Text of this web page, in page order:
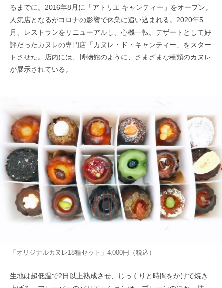
るまでに。2016年8月に「アトリエ キャンティー」をオープン。
人気店となるがコロナの影響で休業に追い込まれる。2020年5
月、レストランをリニューアルし、心機一転。デザートとして好
評だったカヌレの専門店「カヌレ・ド・キャンティー」をスター
トさせた。店内には、博物館のように、さまざまな種類のカヌレ
が展示されている。
「オリジナルカヌレ18種セット」4,000円（税込）
生地は超低温で2日以上熟成させ、じっくりと時間をかけて焼き